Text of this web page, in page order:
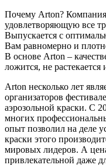
Почему Arton? Компания
удовлетворяющую все
Выпускается с
Вам равномерно и
В основе Arton –
ложится, не
Arton несколько лет
организаторов
аэрозольной краски. С
многих
опыт позволил на деле
краски этого
мировых лидеров. А
привлекательной даже